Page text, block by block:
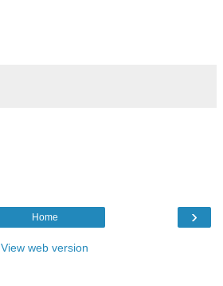
›
Home
View web version